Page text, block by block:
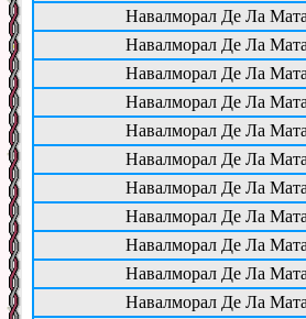
Навалморал Де Ла Мата
Навалморал Де Ла Мата
Навалморал Де Ла Мата
Навалморал Де Ла Мата
Навалморал Де Ла Мата
Навалморал Де Ла Мата
Навалморал Де Ла Мата
Навалморал Де Ла Мата
Навалморал Де Ла Мата
Навалморал Де Ла Мата
Навалморал Де Ла Мата